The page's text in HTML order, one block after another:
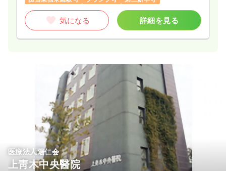
気になる 詳細を見る
医療法人陽仁会
上靑木中央醫院